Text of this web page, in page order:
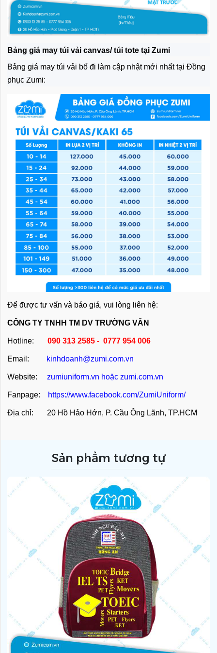
Bảng giá may túi vải canvas/ túi tote tại Zumi
Bảng giá may túi vải bố đi làm cập nhật mới nhất tại Đồng
phục Zumi:
Để được tư vấn và báo giá, vui lòng liên hệ:
CÔNG TY TNHH TM DV TRƯỜNG VÂN
Hotline: 090 313 2585 - 0777 954 006
Email: kinhdoanh@zumi.com.vn
Website: zumiuniform.vn hoặc zumi.com.vn
Fanpage: https://www.facebook.com/ZumiUniform/
Địa chỉ: 20 Hồ Hảo Hớn, P. Cầu Ông Lãnh, TP.HCM
Sản phẩm tương tự